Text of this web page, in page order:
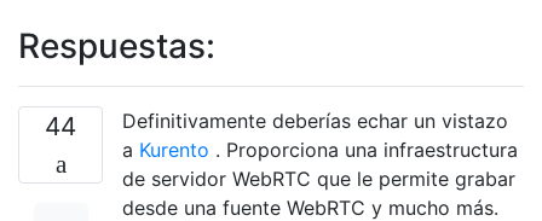
Respuestas:
44
Definitivamente deberías echar un vistazo
a Kurento . Proporciona una infraestructura
de servidor WebRTC que le permite grabar
desde una fuente WebRTC y mucho más.